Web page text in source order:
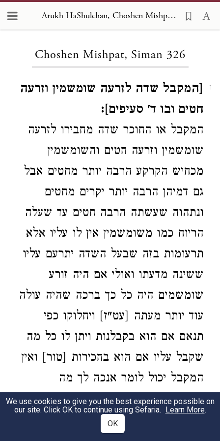
Arukh HaShulchan, Choshen Mishpat 326
Choshen Mishpat, Siman 326
1
[המקבל שדה לזרעה שומשמין וזרעה
חטים ובו ד' סעיפים]:
המקבל או החוכר שדה מחבירו לזרעה
שומשמין וזרעה חטים והשומשמין
מכחיש הקרקע הרבה יותר מחטים אבל
גם דמיהן הרבה יותר יקרים מחטים
ונתהוה שעשתה הרבה חטים עד שעלה
הריוח כמו משומשמין אין לו עליו אלא
תרעומות בזה שבעל השדה יתרעם עליו
ששינה מדעתו ואולי אם היה זורע
שומשמים היה כל כך ברכה שהיה עולה
עוד יותר מעתה [עט"ז] ויחלוקו כפי
תנאם אם הוא בקבלנות ויתן לו כל מה
שקבל עליו אם הוא בחכירות [טור] ואין
המקבל יכול לומר אנכה לך מה
שהקרקע לא נכחשה כל כך דאין לו
להפסיד מזה שהרי רצה שיזרענה
We use cookies to give you the best experience possible on
our site. Click OK to continue using Sefaria. Learn More.
OK